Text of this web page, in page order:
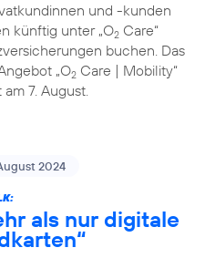
und -kunden
künftig unter „O2Care“
buchen. Das
„O2Care | Mobility“
7. August.
2024
als nur digitale